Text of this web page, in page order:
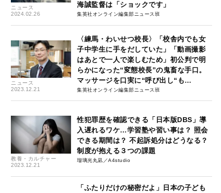
ニュース
2024.02.26
海誠監督は「ショックです」
集英社オンライン編集部ニュース班
ニュース
2023.12.21
〈練馬・わいせつ校長〉「校舎内でも女
子中学生に手をだしていた」「動画撮影
はあとで一人で楽しむため」初公判で明
らかになった“変態校長”の鬼畜な手口。
マッサージを口実に“呼び出し“も…
集英社オンライン編集部ニュース班
教養・カルチャー
2023.12.21
性犯罪歴を確認できる「日本版DBS」導
入遅れるワケ…学習塾や習い事は？ 照会
できる期間は？ 不起訴処分はどうなる？
制度が抱える３つの課題
瑠璃光丸凪／A4studio
「ふたりだけの秘密だよ」日本の子ども